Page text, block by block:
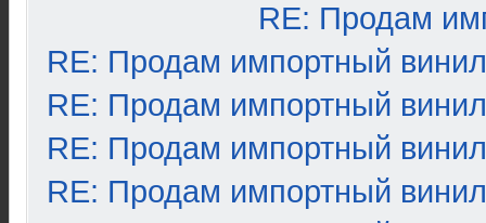
RE: Продам
RE: Продам импортный винил
RE: Продам импортный винил
RE: Продам импортный винил
RE: Продам импортный винил